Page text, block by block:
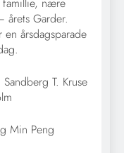
famillie, nære
årets Garder.
årsdagsparade
T. Kruse
Min Peng